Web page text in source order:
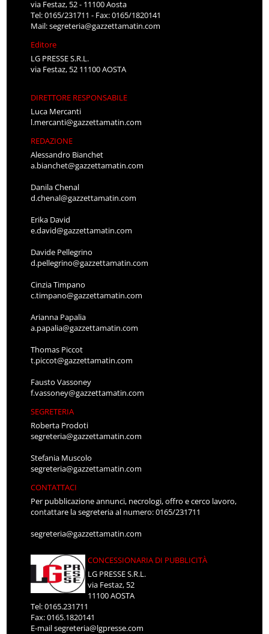
via Festaz, 52 - 11100 Aosta
Tel: 0165/231711 - Fax: 0165/1820141
Mail:segreteria@gazzettamatin.com
Editore
LG PRESSE S.R.L.
via Festaz, 52 11100 AOSTA
DIRETTORE RESPONSABILE
Luca Mercanti
l.mercanti@gazzettamatin.com
REDAZIONE
Alessandro Bianchet
a.bianchet@gazzettamatin.com
Danila Chenal
d.chenal@gazzettamatin.com
Erika David
e.david@gazzettamatin.com
Davide Pellegrino
d.pellegrino@gazzettamatin.com
Cinzia Timpano
c.timpano@gazzettamatin.com
Arianna Papalia
a.papalia@gazzettamatin.com
Thomas Piccot
t.piccot@gazzettamatin.com
Fausto Vassoney
f.vassoney@gazzettamatin.com
SEGRETERIA
Roberta Prodoti
segreteria@gazzettamatin.com
Stefania Muscolo
segreteria@gazzettamatin.com
CONTATTACI
Per pubblicazione annunci, necrologi, offro e cerco lavoro,
contattare la segreteria al numero: 0165/231711
segreteria@gazzettamatin.com
CONCESSIONARIA DI PUBBLICITÀ
LG PRESSE S.R.L.
via Festaz, 52
11100 AOSTA
Tel: 0165.231711
Fax: 0165.1820141
E-mailsegreteria@lgpresse.com